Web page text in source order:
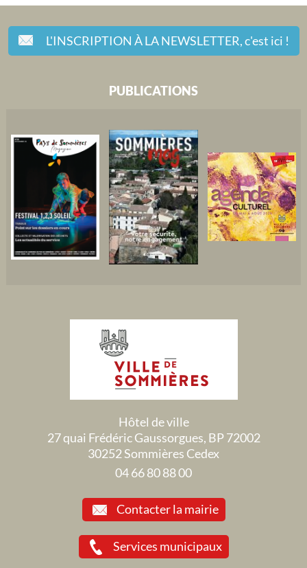
L'INSCRIPTION À LA NEWSLETTER,c'est ici !
PUBLICATIONS
Hôtel de ville
27 quai Frédéric Gaussorgues, BP 72002
30252 Sommières Cedex
04 66 80 88 00
Contacter la mairie
Services municipaux